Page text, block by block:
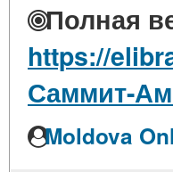
Полная
https://
Саммит-
Moldova